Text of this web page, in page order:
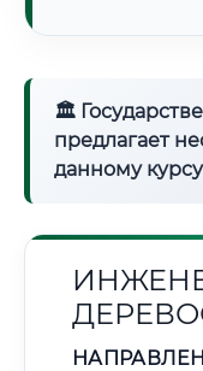
🏛
предлагает
данному